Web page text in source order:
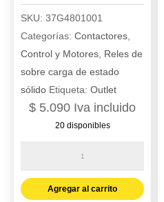
SKU: 37G4801001
Categorías: Contactores,
Control y Motores, Reles de
sobre carga de estado
sólido Etiqueta: Outlet
$ 5.090 Iva incluido
20 disponibles
sassin
Agregar al carrito